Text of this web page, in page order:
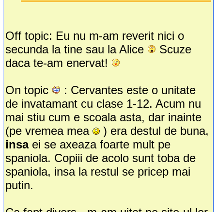
Off topic: Eu nu m-am reverit nici o
secunda la tine sau la Alice
Scuze
daca te-am enervat!
On topic
: Cervantes este o unitate
de invatamant cu clase 1-12. Acum nu
mai stiu cum e scoala asta, dar inainte
(pe vremea mea
) era destul de buna,
insaei se axeaza foarte mult pe
spaniola. Copiii de acolo sunt toba de
spaniola, insa la restul se pricep mai
putin.